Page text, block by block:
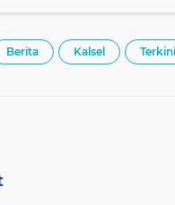
Berita Kalsel Terkini